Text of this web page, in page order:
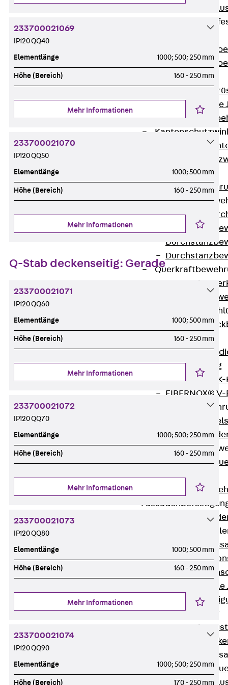
Gerüstschuhe
Gerüstschuhe
Bewehrung
Zurück
Zurück
Zurück
Zurück
FERBOX®
GFK-Bewehrung
Zurück
FIBERNOX® V-
Zurück
GRIPRIP®
Zurück
Winkelkonsole
Brüstungsanker
Zurück
Zurück
233700021069
IP120 QQ40
Elementlänge 1000; 500; 250 mm
Höhe (Bereich) 160 - 250 mm
Mehr Informationen
233700021070
IP120 QQ50
Elementlänge 1000; 500 mm
Höhe (Bereich) 160 - 250 mm
Mehr Informationen
Q-Stab deckenseitig: Gerade
233700021071
IP120 QQ60
Elementlänge 1000; 500 mm
Höhe (Bereich) 160 - 250 mm
Mehr Informationen
233700021072
IP120 QQ70
Elementlänge 1000; 500; 250 mm
Höhe (Bereich) 160 - 250 mm
Mehr Informationen
233700021073
IP120 QQ80
Elementlänge 1000; 500 mm
Höhe (Bereich) 160 - 250 mm
Mehr Informationen
233700021074
IP120 QQ90
Elementlänge 1000; 500; 250 mm
Höhe (Bereich) 170 - 250 mm